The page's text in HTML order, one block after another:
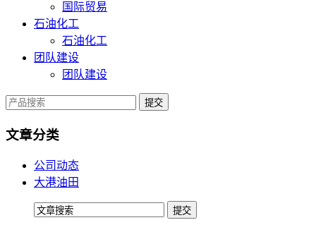
国际贸易
石油化工
石油化工
团队建设
团队建设
提交
文章分类
公司动态
大港油田